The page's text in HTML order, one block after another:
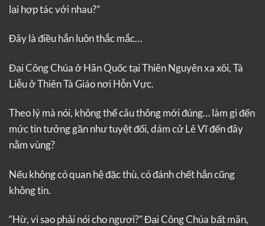
lại hợp tác với nhau?”
Đây là điều hắn luôn thắc mắc…
Đại Công Chúa ở Hãn Quốc tại Thiên Nguyên xa xôi, Tà
Liễu ở Thiên Tà Giáo nơi Hỗn Vực.
Theo lý mà nói, không thể câu thông mới đúng… làm gì đến
mức tin tưởng gần như tuyệt đối, dám cử Lê Vĩ đến đây
nằm vùng?
Nếu không có quan hệ đặc thù, có đánh chết hắn cũng
không tin.
“Hừ, vì sao phải nói cho ngươi?” Đại Công Chúa bất mãn,